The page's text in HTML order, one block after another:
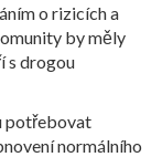
o rizicích a
by měly
s drogou
potřebovat
normálního